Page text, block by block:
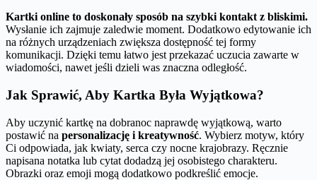
Kartki online to doskonały sposób na szybki kontakt z bliskimi.
Wysłanie ich zajmuje zaledwie moment. Dodatkowo edytowanie ich
na różnych urządzeniach zwiększa dostępność tej formy
komunikacji. Dzięki temu łatwo jest przekazać uczucia zawarte w
wiadomości, nawet jeśli dzieli was znaczna odległość.
Jak Sprawić, Aby Kartka Była Wyjątkowa?
Aby uczynić kartkę na dobranoc naprawdę wyjątkową, warto
postawić na personalizację i kreatywność. Wybierz motyw, który
Ci odpowiada, jak kwiaty, serca czy nocne krajobrazy. Ręcznie
napisana notatka lub cytat dodadzą jej osobistego charakteru.
Obrazki oraz emoji mogą dodatkowo podkreślić emocje.